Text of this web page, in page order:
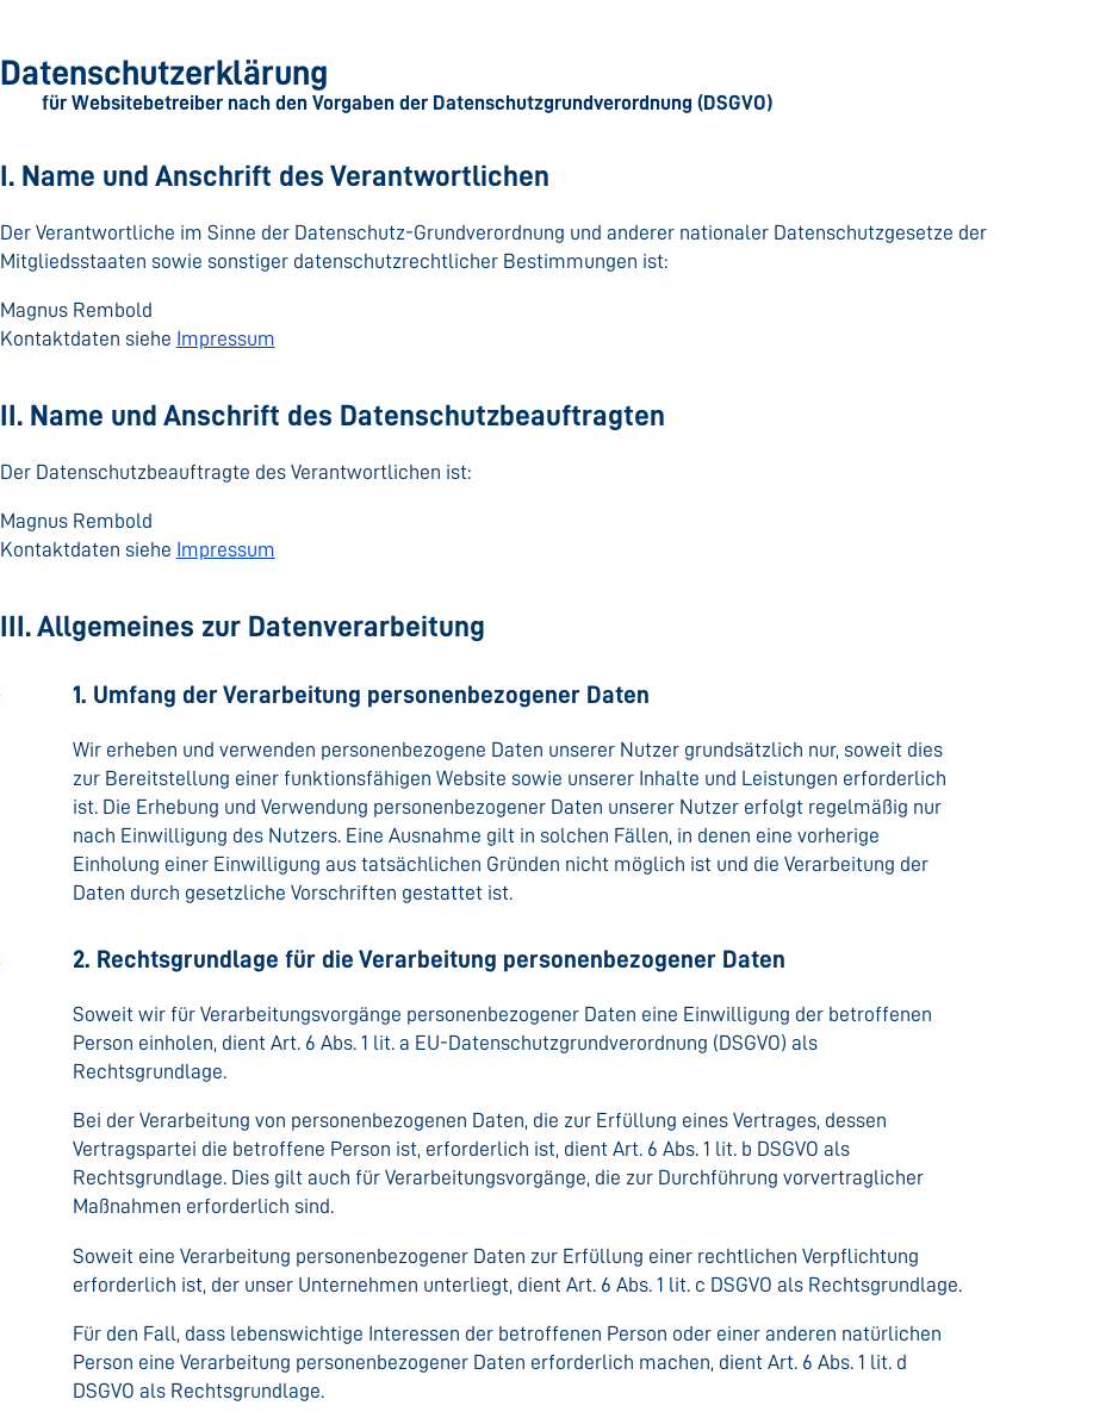
Datenschutzerklärung
für Websitebetreiber nach den Vorgaben der Datenschutzgrundverordnung (DSGVO)
I. Name und Anschrift des Verantwortlichen
Der Verantwortliche im Sinne der Datenschutz-Grundverordnung und anderer nationaler Datenschutzgesetze der
Mitgliedsstaaten sowie sonstiger datenschutzrechtlicher Bestimmungen ist:
Magnus Rembold
Kontaktdaten siehe Impressum
II. Name und Anschrift des Datenschutzbeauftragten
Der Datenschutzbeauftragte des Verantwortlichen ist:
Magnus Rembold
Kontaktdaten siehe Impressum
III. Allgemeines zur Datenverarbeitung
1. Umfang der Verarbeitung personenbezogener Daten
Wir erheben und verwenden personenbezogene Daten unserer Nutzer grundsätzlich nur, soweit dies
zur Bereitstellung einer funktionsfähigen Website sowie unserer Inhalte und Leistungen erforderlich
ist. Die Erhebung und Verwendung personenbezogener Daten unserer Nutzer erfolgt regelmäßig nur
nach Einwilligung des Nutzers. Eine Ausnahme gilt in solchen Fällen, in denen eine vorherige
Einholung einer Einwilligung aus tatsächlichen Gründen nicht möglich ist und die Verarbeitung der
Daten durch gesetzliche Vorschriften gestattet ist.
2. Rechtsgrundlage für die Verarbeitung personenbezogener Daten
Soweit wir für Verarbeitungsvorgänge personenbezogener Daten eine Einwilligung der betroffenen
Person einholen, dient Art. 6 Abs. 1 lit. a EU-Datenschutzgrundverordnung (DSGVO) als
Rechtsgrundlage.
Bei der Verarbeitung von personenbezogenen Daten, die zur Erfüllung eines Vertrages, dessen
Vertragspartei die betroffene Person ist, erforderlich ist, dient Art. 6 Abs. 1 lit. b DSGVO als
Rechtsgrundlage. Dies gilt auch für Verarbeitungsvorgänge, die zur Durchführung vorvertraglicher
Maßnahmen erforderlich sind.
Soweit eine Verarbeitung personenbezogener Daten zur Erfüllung einer rechtlichen Verpflichtung
erforderlich ist, der unser Unternehmen unterliegt, dient Art. 6 Abs. 1 lit. c DSGVO als Rechtsgrundlage.
Für den Fall, dass lebenswichtige Interessen der betroffenen Person oder einer anderen natürlichen
Person eine Verarbeitung personenbezogener Daten erforderlich machen, dient Art. 6 Abs. 1 lit. d
DSGVO als Rechtsgrundlage.